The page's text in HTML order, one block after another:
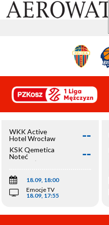
WKK Active
Hotel Wrocław
--
KSK Qemetica
Noteć
Inowrocław
--
18.09, 18:00
Emocje TV
18.09, 17:55